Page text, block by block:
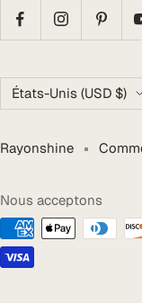
Pays/région
États-Unis (USD $)
Rayonshine
Nous acceptons